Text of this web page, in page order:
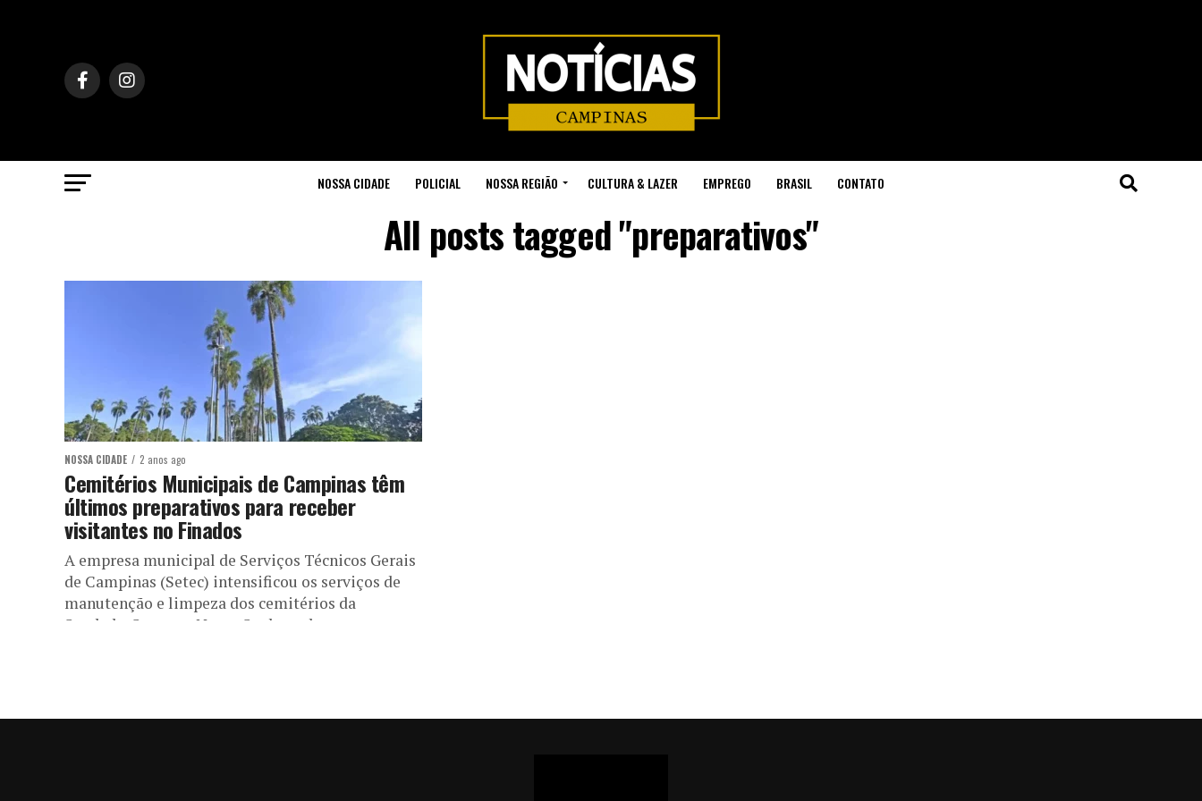
NOSSA CIDADE POLICIAL NOSSA REGIÃO CULTURA & LAZER EMPREGO BRASIL CONTATO
All posts tagged "preparativos"
NOSSA CIDADE 2 anos ago
Cemitérios Municipais de Campinas têm
últimos preparativos para receber
visitantes no Finados
A empresa municipal de Serviços Técnicos Gerais
de Campinas (Setec) intensificou os serviços de
manutenção e limpeza dos cemitérios da
Saudade, Sousas e Nossa Senhora da...